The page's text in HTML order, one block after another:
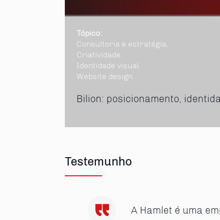
Tópico:
Consultoria e estratégia,
Criatividade,
Identidade visual,
Website design
Bilion: posicionamento,
Testemunho
A Hamlet é uma